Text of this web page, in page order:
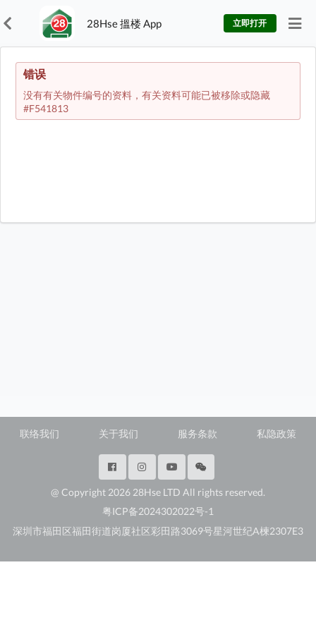
28Hse 搵楼 App 立即打开
错误
没有有关物件编号的资料，有关资料可能已被移除或隐藏
#F541813
联络我们 关于我们 服务条款 私隐政策
@ Copyright 2026 28Hse LTD All rights reserved.
粤ICP备2024302022号-1
深圳市福田区福田街道岗厦社区彩田路3069号星河世纪A楝2307E3